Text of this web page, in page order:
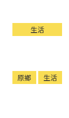
生活
原鄉 生活